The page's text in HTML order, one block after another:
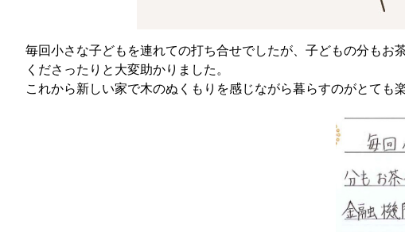
毎回小さな子どもを連れての打ち合せでしたが、子どもの分も
くださったりと大変助かりました。
これから新しい家で木のぬくもりを感じながら暮らすのがとても